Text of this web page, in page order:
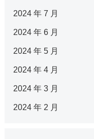
2024 年 7 月
2024 年 6 月
2024 年 5 月
2024 年 4 月
2024 年 3 月
2024 年 2 月